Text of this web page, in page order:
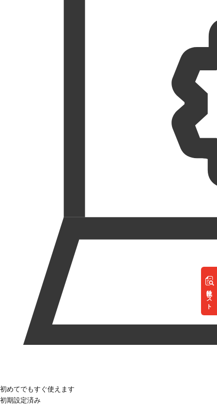
リスト
初めてでもすぐ使えます
初期設定済み